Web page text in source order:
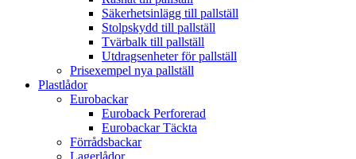
Säkerhetsinlägg till pallställ
Stolpskydd till pallställ
Tvärbalk till pallställ
Utdragsenheter för pallställ
Prisexempel nya pallställ
Plastlådor
Eurobackar
Euroback Perforerad
Eurobackar Täckta
Förrådsbackar